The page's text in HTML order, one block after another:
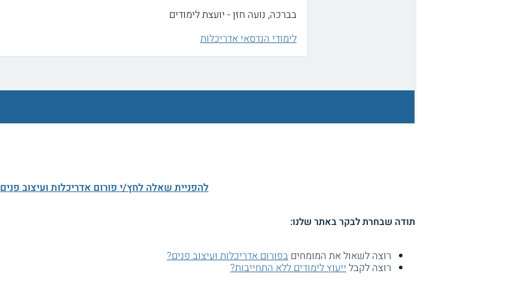
בברכה, נועה חזן - יועצת לימודים
לימודי הנדסאי אדריכלות
להפניית שאלה לחץ/י פורום אדריכלות ועיצוב פנים
תודה שבחרת לבקר באתר שלנו:
רוצה לשאול את המומחיםבפורום אדריכלות ועיצוב פנים?
רוצה לקבל ייעוץ לימודים ללא התחייבות?